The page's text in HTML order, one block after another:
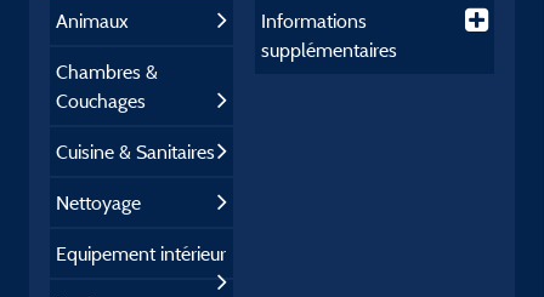
Animaux
Chambres &
Couchages
Cuisine & Sanitaires
Nettoyage
Equipement intérieur
Informations
supplémentaires